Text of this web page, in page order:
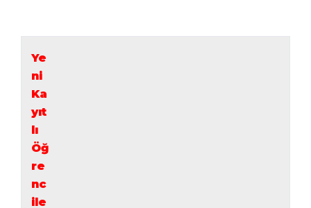
Ye
ni
Ka
yıt
lı
Öğ
re
nc
ile